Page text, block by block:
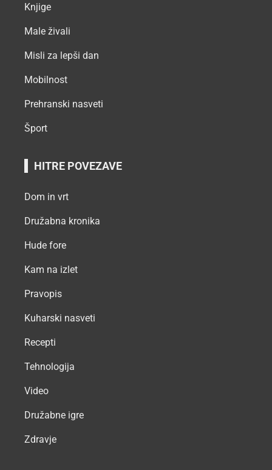
Knjige
Male živali
Misli za lepši dan
Mobilnost
Prehranski nasveti
Šport
HITRE POVEZAVE
Dom in vrt
Družabna kronika
Hude fore
Kam na izlet
Pravopis
Kuharski nasveti
Recepti
Tehnologija
Video
Družabne igre
Zdravje